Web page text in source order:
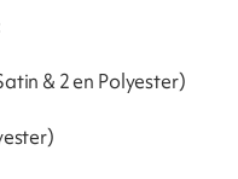
& 2 en Polyester)